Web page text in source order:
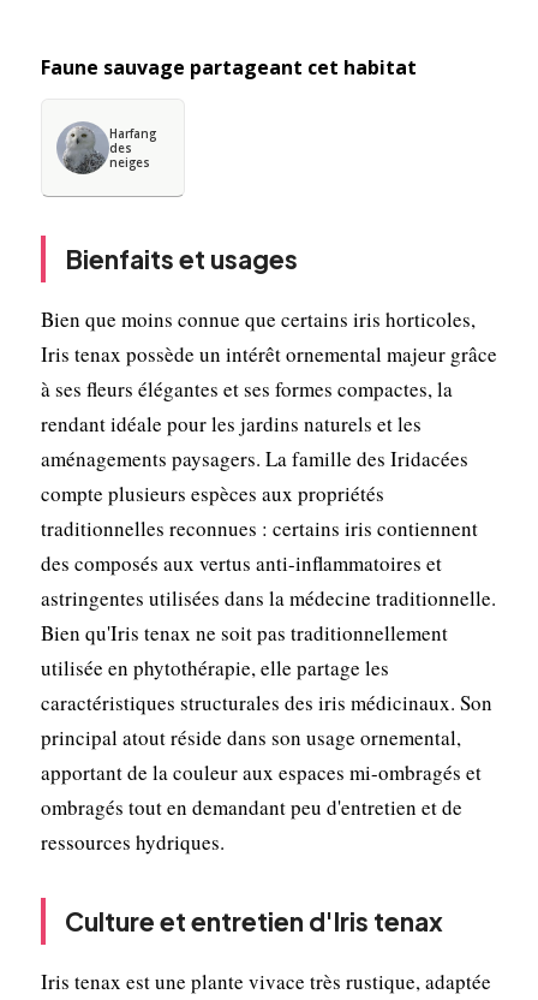
Faune sauvage partageant cet habitat
Harfang
des
neiges
Bienfaits et usages
Bien que moins connue que certains iris horticoles,
Iris tenax possède un intérêt ornemental majeur grâce
à ses fleurs élégantes et ses formes compactes, la
rendant idéale pour les jardins naturels et les
aménagements paysagers. La famille des Iridacées
compte plusieurs espèces aux propriétés
traditionnelles reconnues : certains iris contiennent
des composés aux vertus anti-inflammatoires et
astringentes utilisées dans la médecine traditionnelle.
Bien qu'Iris tenax ne soit pas traditionnellement
utilisée en phytothérapie, elle partage les
caractéristiques structurales des iris médicinaux. Son
principal atout réside dans son usage ornemental,
apportant de la couleur aux espaces mi-ombragés et
ombragés tout en demandant peu d'entretien et de
ressources hydriques.
Culture et entretien d'Iris tenax
Iris tenax est une plante vivace très rustique, adaptée